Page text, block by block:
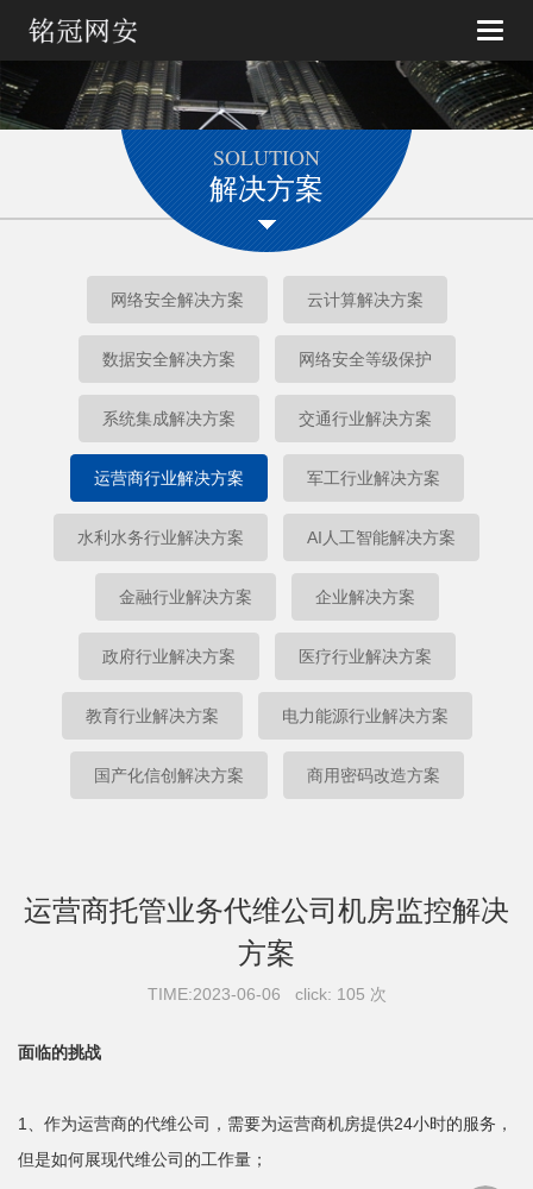
Toggle
SOLUTION
解决方案
网络安全解决方案 云计算解决方案
数据安全解决方案 网络安全等级保护
系统集成解决方案 交通行业解决方案
运营商行业解决方案 军工行业解决方案
水利水务行业解决方案 AI人工智能解决方案
金融行业解决方案 企业解决方案
政府行业解决方案 医疗行业解决方案
教育行业解决方案 电力能源行业解决方案
国产化信创解决方案 商用密码改造方案
运营商托管业务代维公司机房监控解决
方案
TIME:2023-06-06 click: 105 次
面临的挑战
1、作为运营商的代维公司，需要为运营商机房提供24小时的服务，
但是如何展现代维公司的工作量；